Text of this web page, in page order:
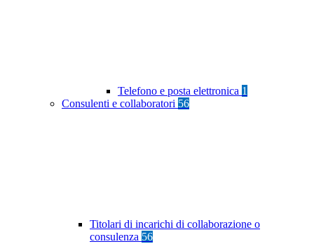
Telefono e posta elettronica 1
Consulenti e collaboratori 56
Titolari di incarichi di collaborazione o
consulenza 56